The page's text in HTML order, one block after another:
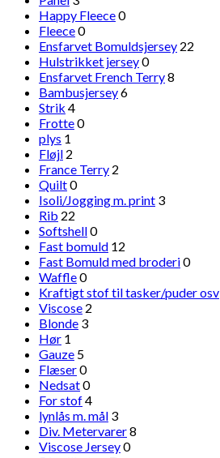
Happy Fleece0
Fleece0
Ensfarvet Bomuldsjersey 22
Hulstrikket jersey0
Ensfarvet French Terry8
Bambusjersey6
Strik 4
Frotte0
plys 1
Fløjl 2
France Terry 2
Quilt0
Isoli/Jogging m. print 3
Rib 22
Softshell0
Fast bomuld 12
Fast Bomuld med broderi0
Waffle0
Kraftigt stof til tasker/puder osv
Viscose 2
Blonde 3
Hør 1
Gauze 5
Flæser0
Nedsat0
For stof4
lynlås m. mål 3
Div. Metervarer8
Viscose Jersey0